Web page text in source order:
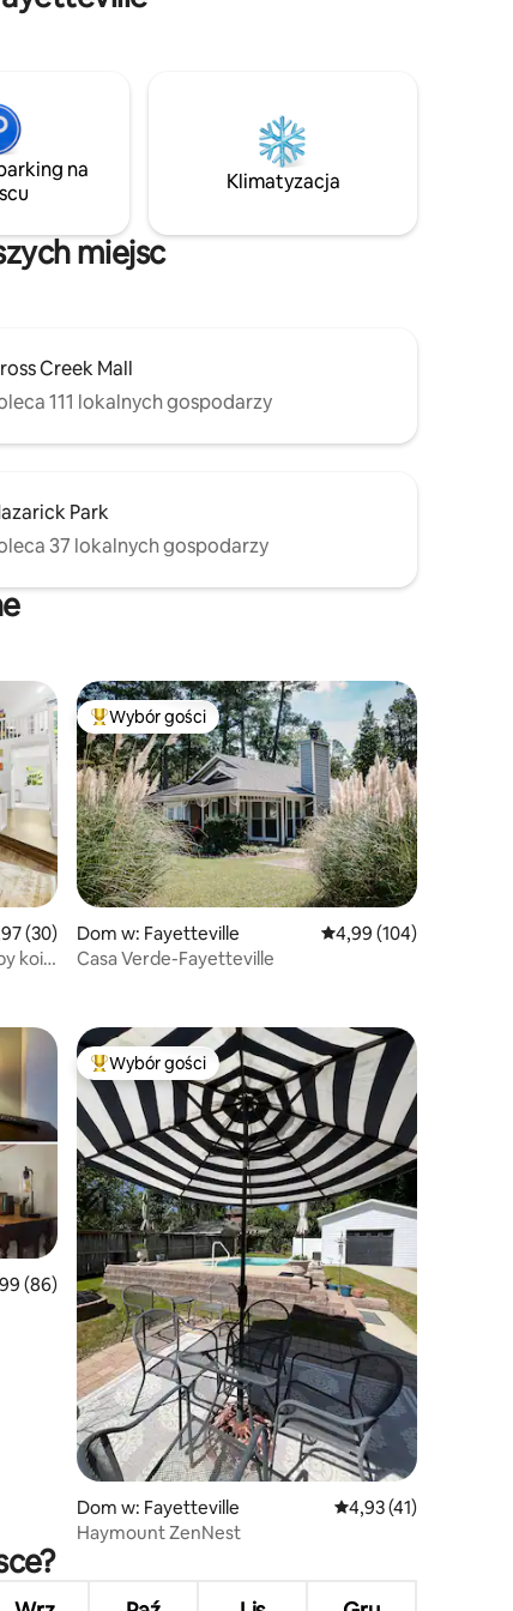
a w sypialni 55-calowy. Oba mają dostęp
sofa dla jednej osoby dorosłej lub dwojga
dzieci. Dzięki w pełni wyposażonej
kuchni, miejscu do pracy, łazience, pralni
i zamkniętemu podwórku jest to idealne
na
Klimatyzacja
miejsc
Creek Mall
111 lokalnych gospodarzy
Park
37 lokalnych gospodarzy
ocena: 4,97 na 5, liczba recenzji: 30
(30)
koi
Najpopularniejsze z kategorii Wybór gości
Wybór gości
Dom w: Fayetteville Średnia ocena: 4,99
4,99 (104)
Casa Verde-Fayetteville
gości
ocena: 4,99 na 5, liczba recenzji: 86
(86)
Najpopularniejsze z kategorii Wybór gości
Wybór gości
Dom w: Fayetteville Średnia ocena: 4,93
4,93 (41)
Haymount ZenNest